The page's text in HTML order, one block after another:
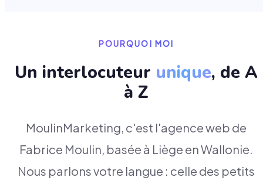
POURQUOI MOI
Un interlocuteur unique, de A
à Z
MoulinMarketing, c'est l'agence web de
Fabrice Moulin, basée à Liège en Wallonie.
Nous parlons votre langue : celle des petits